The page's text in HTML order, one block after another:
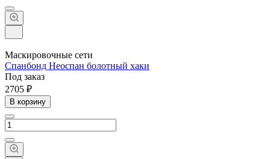
Маскировочные сети
Спанбонд Неоспан болотный хаки
Под заказ
2705 ₽
В корзину